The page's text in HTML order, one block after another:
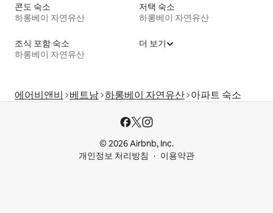
콘도 숙소
하롱베이 자연유산
저택 숙소
하롱베이 자연유산
조식 포함 숙소
하롱베이 자연유산
더 보기
에어비앤비 베트남 하롱베이 자연유산 아파트 숙소
© 2026 Airbnb, Inc.
개인정보 처리방침
이용약관